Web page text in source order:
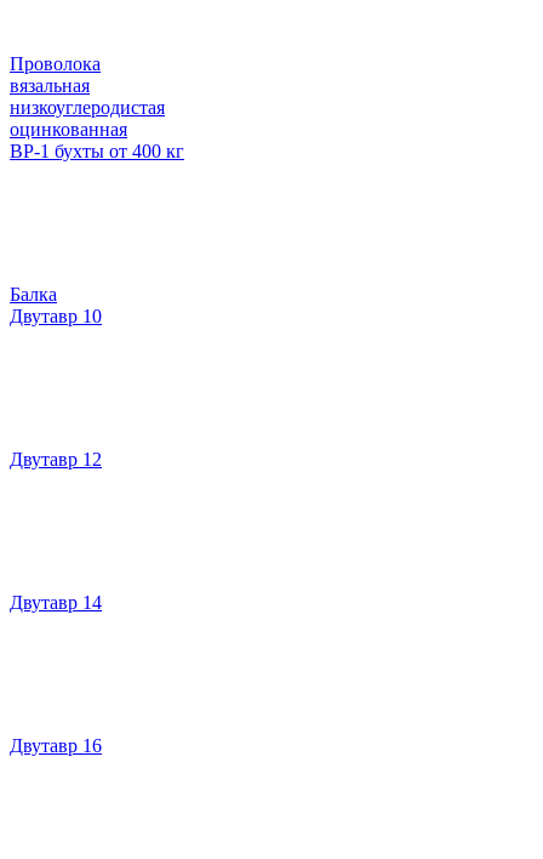
Проволока
вязальная
низкоуглеродистая
оцинкованная
ВР-1 бухты от 400 кг
Балка
Двутавр 10
Двутавр 12
Двутавр 14
Двутавр 16